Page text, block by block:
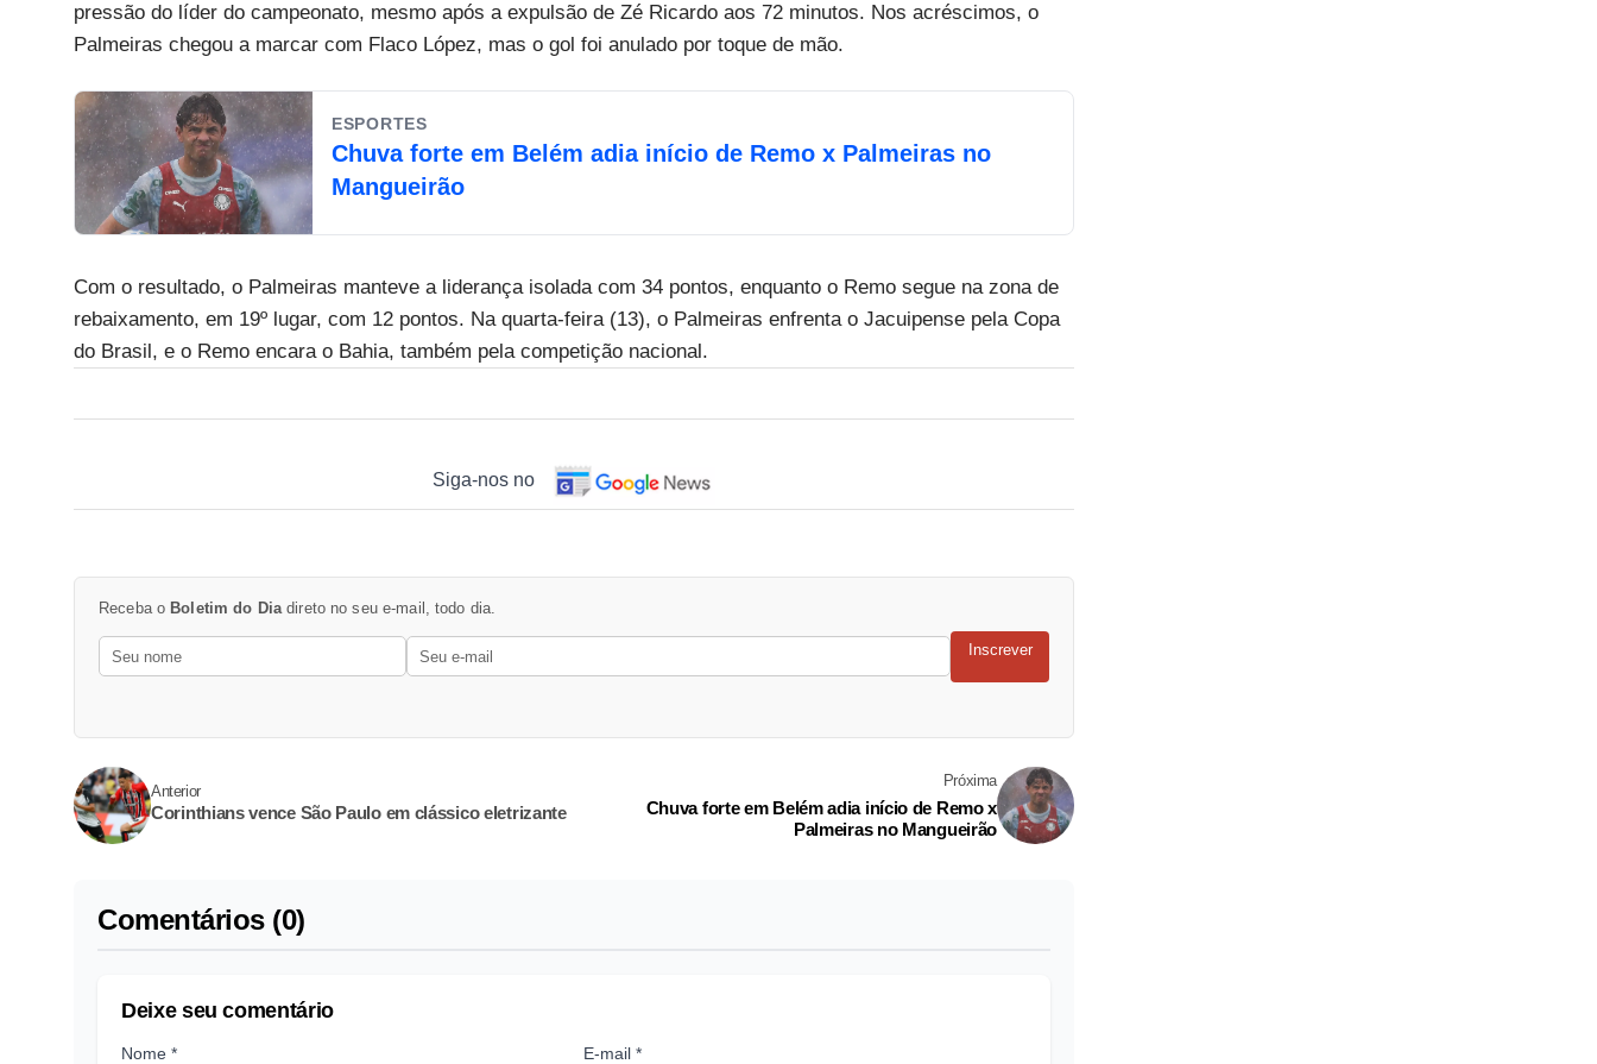
pressão do líder do campeonato, mesmo após a expulsão de Zé Ricardo aos 72 minutos. Nos acréscimos, o
Palmeiras chegou a marcar com Flaco López, mas o gol foi anulado por toque de mão.
ESPORTES
Chuva forte em Belém adia início de Remo x Palmeiras no
Mangueirão
Com o resultado, o Palmeiras manteve a liderança isolada com 34 pontos, enquanto o Remo segue na zona de
rebaixamento, em 19º lugar, com 12 pontos. Na quarta-feira (13), o Palmeiras enfrenta o Jacuipense pela Copa
do Brasil, e o Remo encara o Bahia, também pela competição nacional.
Siga-nos no
Receba o Boletim do Diadireto no seu e-mail, todo dia.
Inscrever
Anterior
Corinthians vence São Paulo em clássico eletrizante
Próxima
Chuva forte em Belém adia início de Remo x
Palmeiras no Mangueirão
Comentários (0)
Deixe seu comentário
Nome * E-mail *